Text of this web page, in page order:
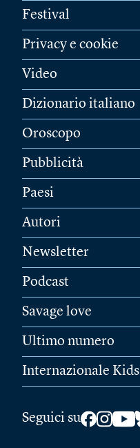
Festival
Privacy e cookie
Video
Dizionario italiano
Oroscopo
Pubblicità
Paesi
Autori
Newsletter
Podcast
Savage love
Ultimo numero
Internazionale Kids
Seguici su